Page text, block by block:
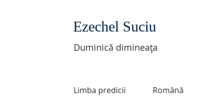
Ezechel Suciu
Duminică dimineața
Limba predicii Română